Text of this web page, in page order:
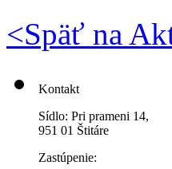
<Späť na
Kontakt
Sídlo: Pri prameni 14,
951 01 Štitáre
Zastúpenie: